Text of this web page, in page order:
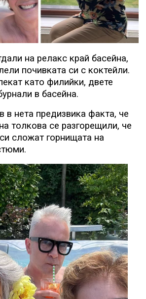
на релакс край басейна,
почивката си с коктейли.
като филийки, двете
в басейна.
в нета предизвика факта, че
толкова се разгорещили, че
сложат горнищата на